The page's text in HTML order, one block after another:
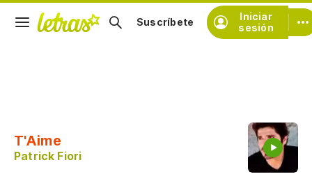
Iniciar
sesión
Suscríbete
T'Aime
Patrick Fiori
Practicar la pronunciación de